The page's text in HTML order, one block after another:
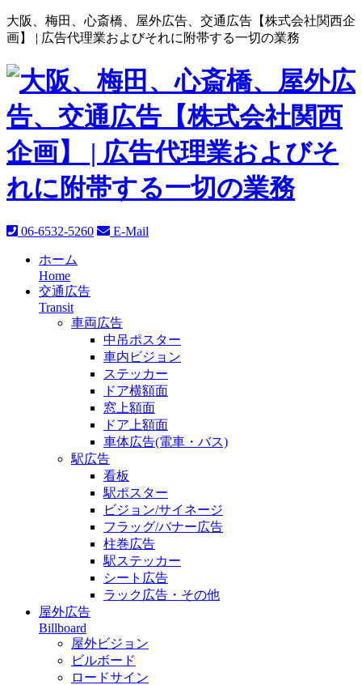
大阪、梅田、心斎橋、屋外広告、交通広告【株式会社関西企
画】 | 広告代理業およびそれに附帯する一切の業務
06-6532-5260 E-Mail
ホーム
Home
交通広告
Transit
車両広告
中吊ポスター
車内ビジョン
ステッカー
ドア横額面
窓上額面
ドア上額面
車体広告(電車・バス)
駅広告
看板
駅ポスター
ビジョン/サイネージ
フラッグ/バナー広告
柱巻広告
駅ステッカー
シート広告
ラック広告・その他
屋外広告
Billboard
屋外ビジョン
ビルボード
ロードサイン